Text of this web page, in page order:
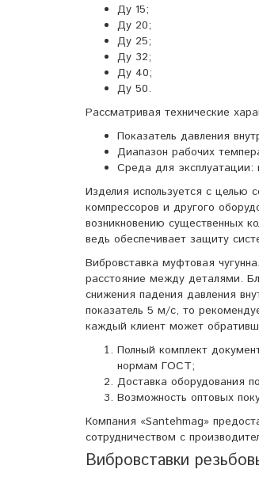
Ду 15;
Ду 20;
Ду 25;
Ду 32;
Ду 40;
Ду 50.
Рассматривая технические
Показатель давления
Диапазон рабочих
Среда для эксплуатации:
Изделия используется с целью
компрессоров и другого
возникновению существенных
ведь обеспечивает защиту
Вибровставка муфтовая
расстояние между деталями.
снижения падения давления
показатель 5 м/с, то
каждый клиент может
Полный комплект
нормам ГОСТ;
Доставка оборудования
Возможность оптовых
Компания «Santehmag»
сотрудничеством с
Вибровставки